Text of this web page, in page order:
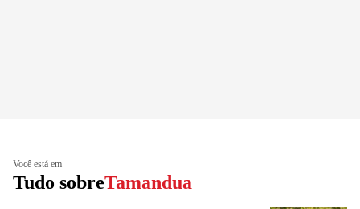
Você está em
Tudo sobreTamandua